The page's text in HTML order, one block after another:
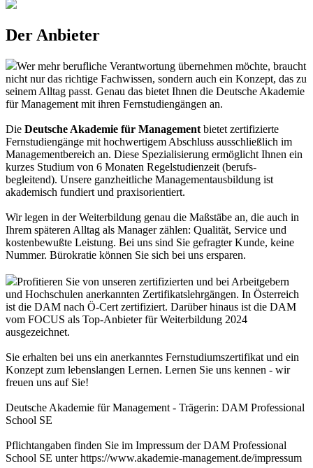
Der Anbieter
Wer mehr berufliche Verantwortung übernehmen möchte, braucht
nicht nur das richtige Fachwissen, sondern auch ein Konzept, das zu
seinem Alltag passt. Genau das bietet Ihnen die Deutsche Akademie
für Management mit ihren Fernstudiengängen an.
Die Deutsche Akademie für Management bietet zertifizierte
Fernstudiengänge mit hochwertigem Abschluss ausschließlich im
Managementbereich an. Diese Spezialisierung ermöglicht Ihnen ein
kurzes Studium von 6 Monaten Regelstudienzeit (berufs-
begleitend). Unsere ganzheitliche Managementausbildung ist
akademisch fundiert und praxisorientiert.
Wir legen in der Weiterbildung genau die Maßstäbe an, die auch in
Ihrem späteren Alltag als Manager zählen: Qualität, Service und
kostenbewußte Leistung. Bei uns sind Sie gefragter Kunde, keine
Nummer. Bürokratie können Sie sich bei uns ersparen.
Profitieren Sie von unseren zertifizierten und bei Arbeitgebern
und Hochschulen anerkannten Zertifikatslehrgängen. In Österreich
ist die DAM nach Ö-Cert zertifiziert. Darüber hinaus ist die DAM
vom FOCUS als Top-Anbieter für Weiterbildung 2024
ausgezeichnet.
Sie erhalten bei uns ein anerkanntes Fernstudiumszertifikat und ein
Konzept zum lebenslangen Lernen. Lernen Sie uns kennen - wir
freuen uns auf Sie!
Deutsche Akademie für Management - Trägerin: DAM Professional
School SE
Pflichtangaben finden Sie im Impressum der DAM Professional
School SE unter https://www.akademie-management.de/impressum